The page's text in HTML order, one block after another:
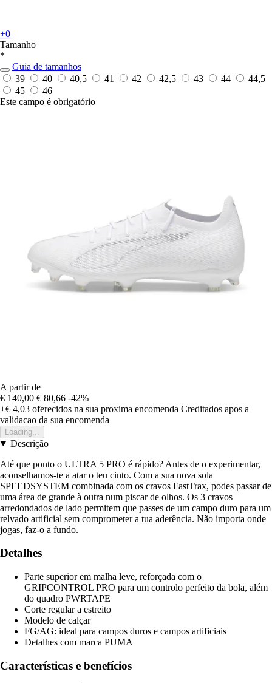
+0
Tamanho
*
Guia de tamanhos
39
40 40,5 41 42 42,5 43 44
44,5
45
46
Este campo é obrigatório
A partir de
€ 140,00 € 80,66 -42%
+€ 4,03 oferecidos na sua proxima encomenda Creditados apos a
validacao da sua encomenda
Loading...
Descrição
Até que ponto o ULTRA 5 PRO é rápido? Antes de o experimentar,
aconselhamos-te a atar o teu cinto. Com a sua nova sola
SPEEDSYSTEM combinada com os cravos FastTrax, podes passar de
uma área de grande à outra num piscar de olhos. Os 3 cravos
arredondados de lado permitem que passes de um campo duro para um
relvado artificial sem comprometer a tua aderência. Não importa onde
jogas, faz-o a fundo.
Detalhes
Parte superior em malha leve, reforçada com o
GRIPCONTROL PRO para um controlo perfeito da bola, além
do quadro PWRTAPE
Corte regular a estreito
Modelo de calçar
FG/AG: ideal para campos duros e campos artificiais
Detalhes com marca PUMA
Características e benefícios